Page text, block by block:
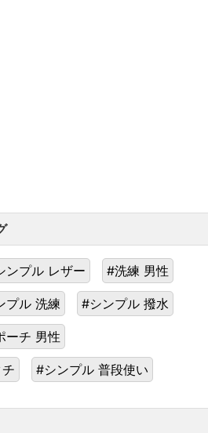
ンプル レザー #洗練 男性
プル 洗練 #シンプル 撥水
ーチ 男性
#シンプル 普段使い